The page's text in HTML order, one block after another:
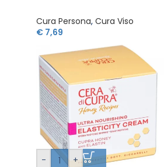
Cura Persona, Cura Viso
€ 7,69
- +